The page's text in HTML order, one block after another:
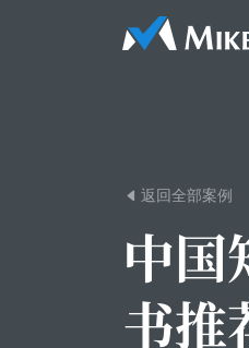
 返回全部案例
中国
书推